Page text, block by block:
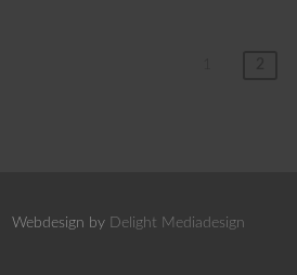
Webdesign by Delight Mediadesign